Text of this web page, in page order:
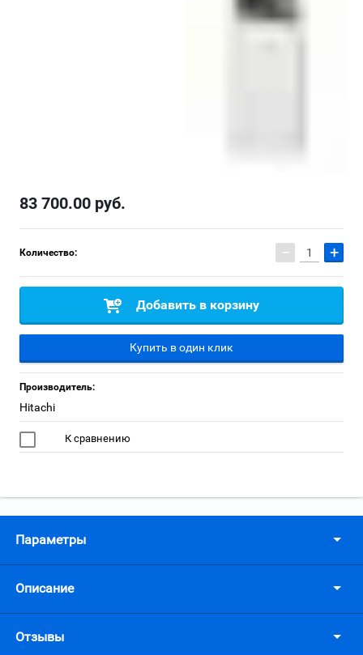
83 700.00 руб.
Количество: − +
Добавить в корзину
Купить в один клик
Производитель:
Hitachi
К сравнению
Параметры
Описание
Отзывы